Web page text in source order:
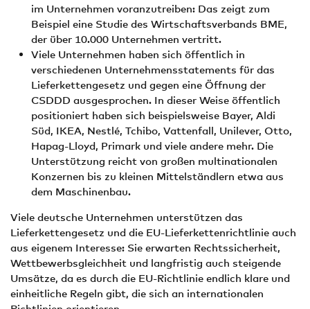
im Unternehmen voranzutreiben: Das zeigt zum
Beispiel eine Studie des Wirtschaftsverbands BME,
der über 10.000 Unternehmen vertritt.
Viele Unternehmen haben sich öffentlich in
verschiedenen Unternehmensstatements für das
Lieferkettengesetz und gegen eine Öffnung der
CSDDD ausgesprochen. In dieser Weise öffentlich
positioniert haben sich beispielsweise Bayer, Aldi
Süd, IKEA, Nestlé, Tchibo, Vattenfall, Unilever, Otto,
Hapag-Lloyd, Primark und viele andere mehr. Die
Unterstützung reicht von großen multinationalen
Konzernen bis zu kleinen Mittelständlern etwa aus
dem Maschinenbau.
Viele deutsche Unternehmen unterstützen das
Lieferkettengesetz und die EU-Lieferkettenrichtlinie auch
aus eigenem Interesse: Sie erwarten Rechtssicherheit,
Wettbewerbsgleichheit und langfristig auch steigende
Umsätze, da es durch die EU-Richtlinie endlich klare und
einheitliche Regeln gibt, die sich an internationalen